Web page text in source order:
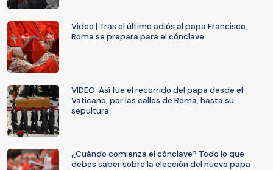
Video | Tras el último adiós al papa Francisco,
Roma se prepara para el cónclave
VIDEO. Así fue el recorrido del papa desde el
Vaticano, por las calles de Roma, hasta su
sepultura
¿Cuándo comienza el cónclave? Todo lo que
debes saber sobre la elección del nuevo papa